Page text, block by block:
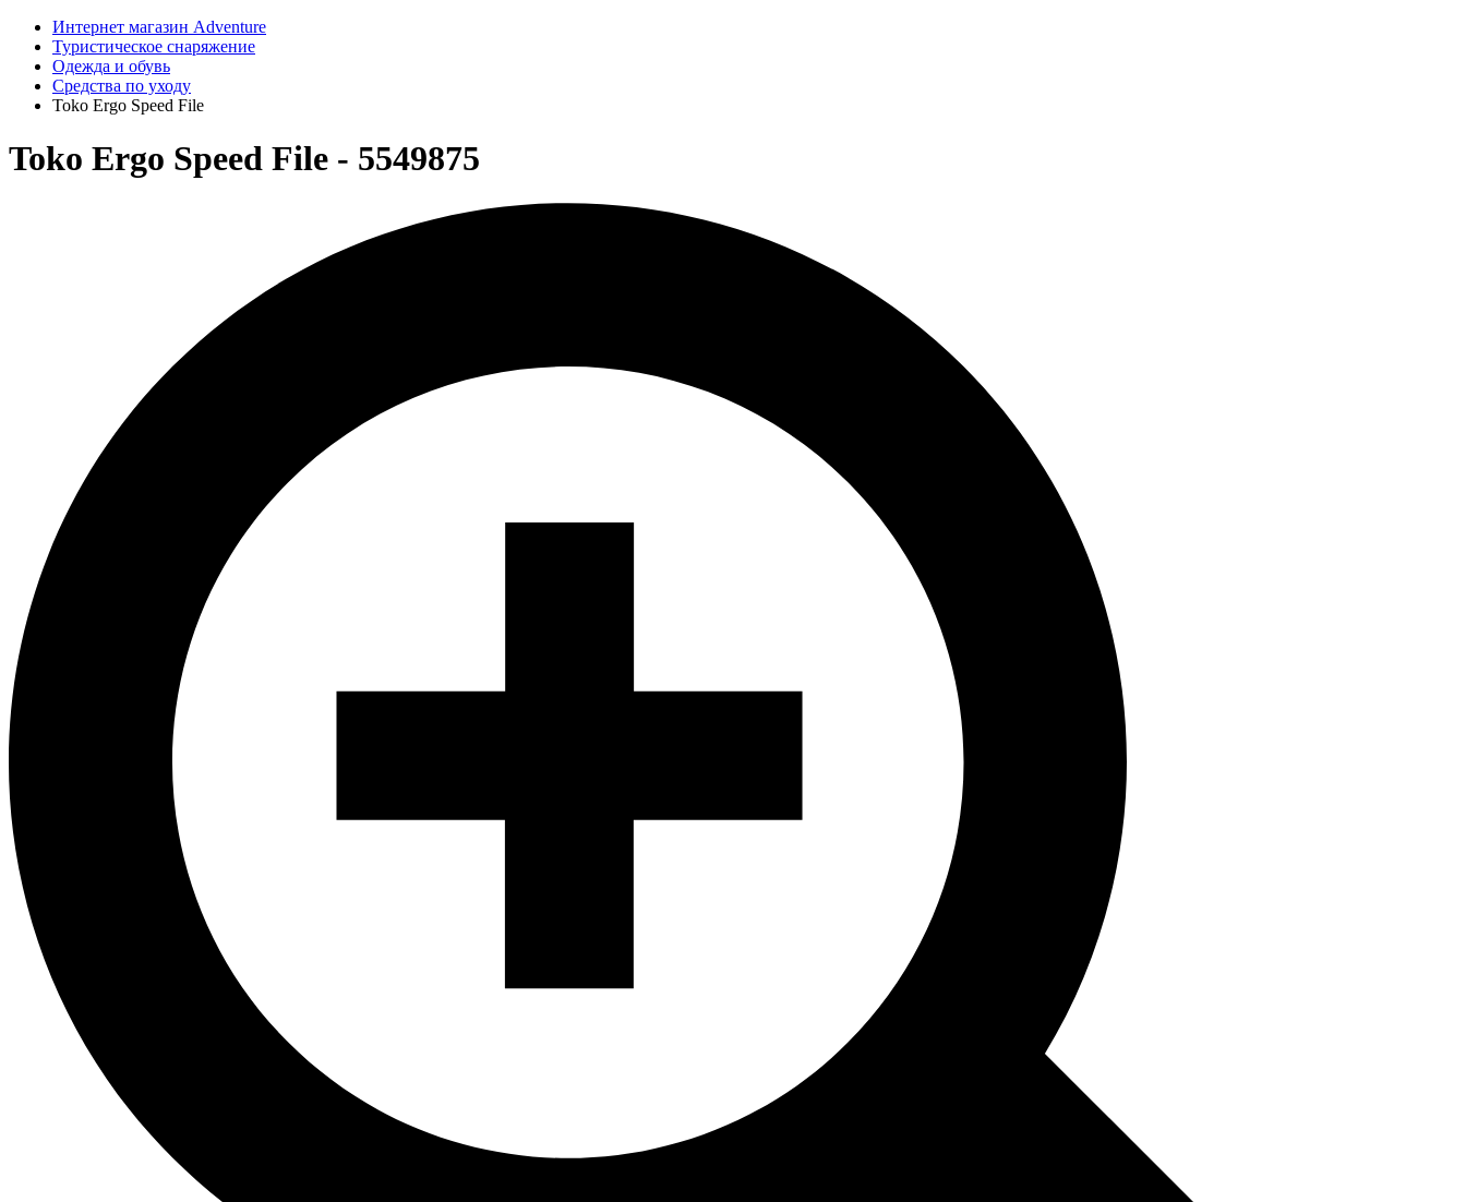
Интернет магазин Adventure
Туристическое снаряжение
Одежда и обувь
Средства по уходу
Toko Ergo Speed File
Toko Ergo Speed File - 5549875